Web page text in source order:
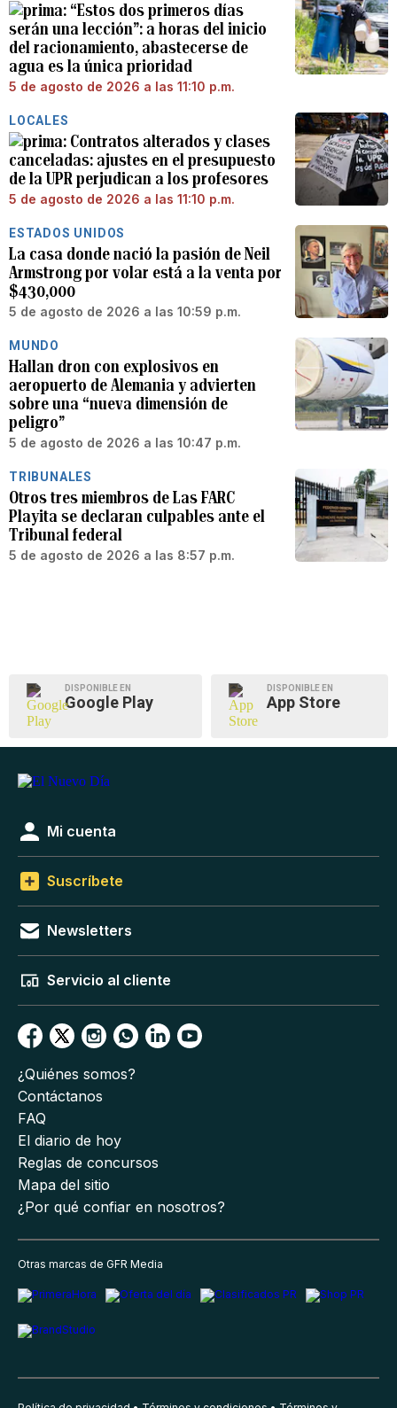
“Estos dos primeros días
serán una lección”: a horas del inicio
del racionamiento, abastecerse de
agua es la única prioridad
5 de agosto de 2026 a las 11:10 p.m.
LOCALES
Contratos alterados y clases
canceladas: ajustes en el presupuesto
de la UPR perjudican a los profesores
5 de agosto de 2026 a las 11:10 p.m.
ESTADOS UNIDOS
La casa donde nació la pasión de Neil
Armstrong por volar está a la venta por
$430,000
5 de agosto de 2026 a las 10:59 p.m.
MUNDO
Hallan dron con explosivos en
aeropuerto de Alemania y advierten
sobre una “nueva dimensión de
peligro”
5 de agosto de 2026 a las 10:47 p.m.
TRIBUNALES
Otros tres miembros de Las FARC
Playita se declaran culpables ante el
Tribunal federal
5 de agosto de 2026 a las 8:57 p.m.
DISPONIBLE EN
Google Play
DISPONIBLE EN
App Store
Mi cuenta
Suscríbete
Newsletters
Servicio al cliente
¿Quiénes somos?
Contáctanos
FAQ
El diario de hoy
Reglas de concursos
Mapa del sitio
¿Por qué confiar en nosotros?
Otras marcas de GFR Media